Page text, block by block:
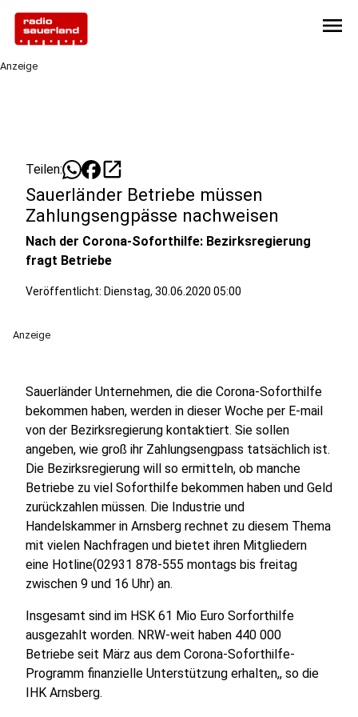
menu
Anzeige
Teilen: open_in_new
Sauerländer Betriebe müssen
Zahlungsengpässe nachweisen
Nach der Corona-Soforthilfe: Bezirksregierung
fragt Betriebe
Veröffentlicht: Dienstag, 30.06.2020 05:00
Anzeige
Sauerländer Unternehmen, die die Corona-Soforthilfe
bekommen haben, werden in dieser Woche per E-mail
von der Bezirksregierung kontaktiert. Sie sollen
angeben, wie groß ihr Zahlungsengpass tatsächlich ist.
Die Bezirksregierung will so ermitteln, ob manche
Betriebe zu viel Soforthilfe bekommen haben und Geld
zurückzahlen müssen. Die Industrie und
Handelskammer in Arnsberg rechnet zu diesem Thema
mit vielen Nachfragen und bietet ihren Mitgliedern
eine Hotline(02931 878-555 montags bis freitag
zwischen 9 und 16 Uhr) an.
Insgesamt sind im HSK 61 Mio Euro Sorforthilfe
ausgezahlt worden. NRW-weit haben 440 000
Betriebe seit März aus dem Corona-Soforthilfe-
Programm finanzielle Unterstützung erhalten,, so die
IHK Arnsberg.